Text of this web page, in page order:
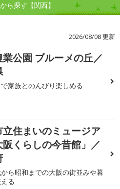
ら探す【関西】
2026/08/08 更新
公園 ブルーメの丘／
家族とのんびり楽しめる
立住まいのミュージア
阪くらしの今昔館」／
ら昭和までの大阪の街並みや暮
る